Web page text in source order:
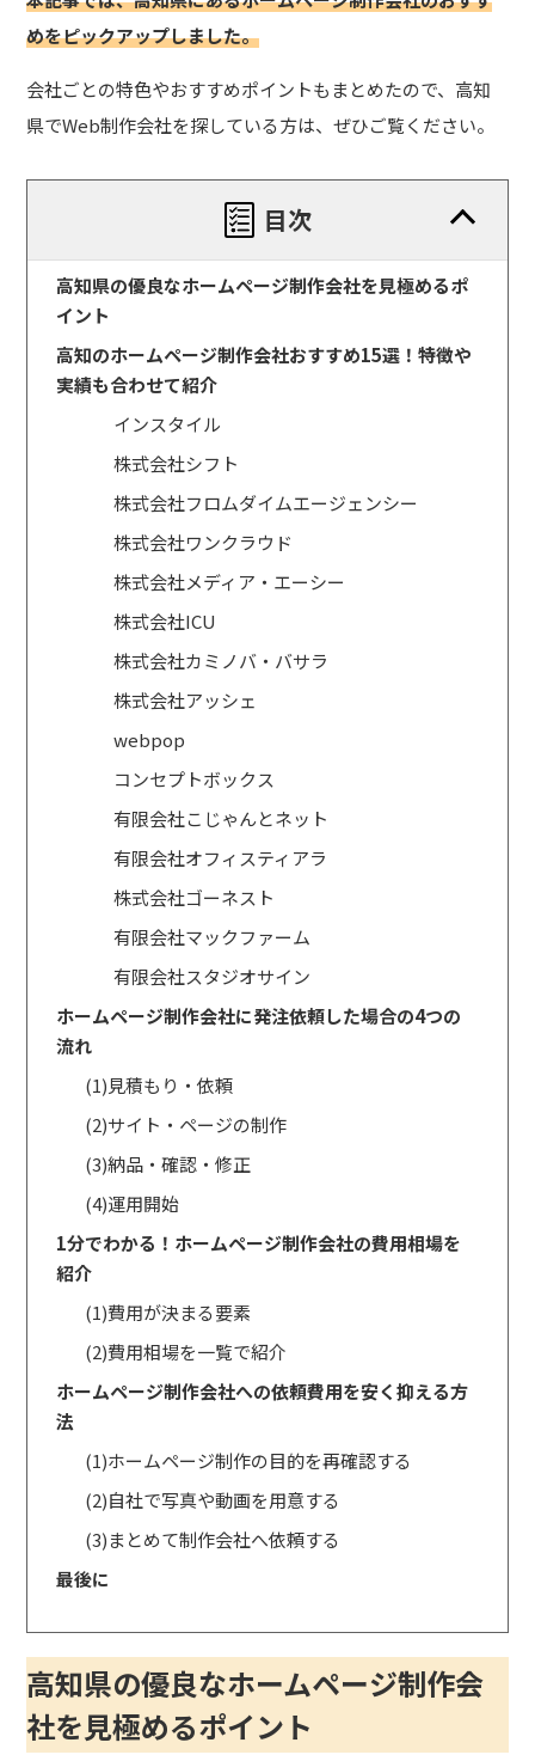
めをピックアップしました。
会社ごとの特色やおすすめポイントもまとめたので、高知
県でWeb制作会社を探している方は、ぜひご覧ください。
目次
高知県の優良なホームページ制作会社を見極めるポ
イント
高知のホームページ制作会社おすすめ15選！特徴や
実績も合わせて紹介
インスタイル
株式会社シフト
株式会社フロムダイムエージェンシー
株式会社ワンクラウド
株式会社メディア・エーシー
株式会社ICU
株式会社カミノバ・バサラ
株式会社アッシェ
webpop
コンセプトボックス
有限会社こじゃんとネット
有限会社オフィスティアラ
株式会社ゴーネスト
有限会社マックファーム
有限会社スタジオサイン
ホームページ制作会社に発注依頼した場合の4つの
流れ
(1)見積もり・依頼
(2)サイト・ページの制作
(3)納品・確認・修正
(4)運用開始
1分でわかる！ホームページ制作会社の費用相場を
紹介
(1)費用が決まる要素
(2)費用相場を一覧で紹介
ホームページ制作会社への依頼費用を安く抑える方
法
(1)ホームページ制作の目的を再確認する
(2)自社で写真や動画を用意する
(3)まとめて制作会社へ依頼する
最後に
高知県の優良なホームページ制作会
社を見極めるポイント